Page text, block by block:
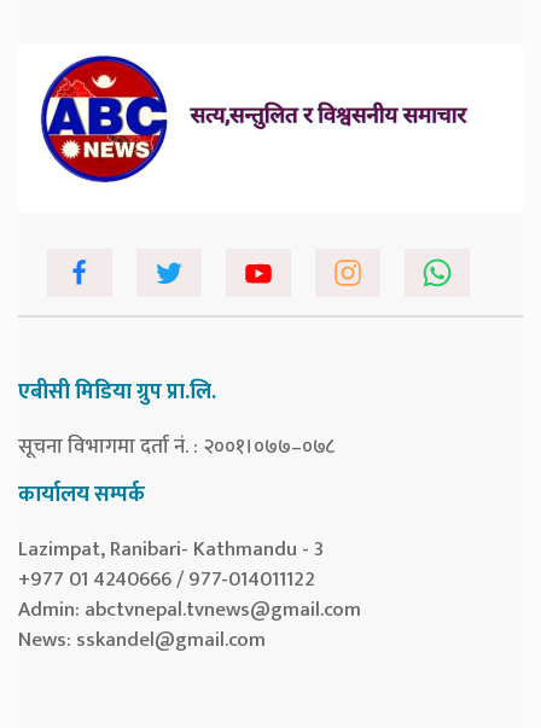
एबीसी मिडिया ग्रुप प्रा.लि.
सूचना विभागमा दर्ता नं. : २००१।०७७–०७८
कार्यालय सम्पर्क
Lazimpat, Ranibari- Kathmandu - 3
+977 01 4240666 / 977-014011122
Admin: abctvnepal.tvnews@gmail.com
News: sskandel@gmail.com